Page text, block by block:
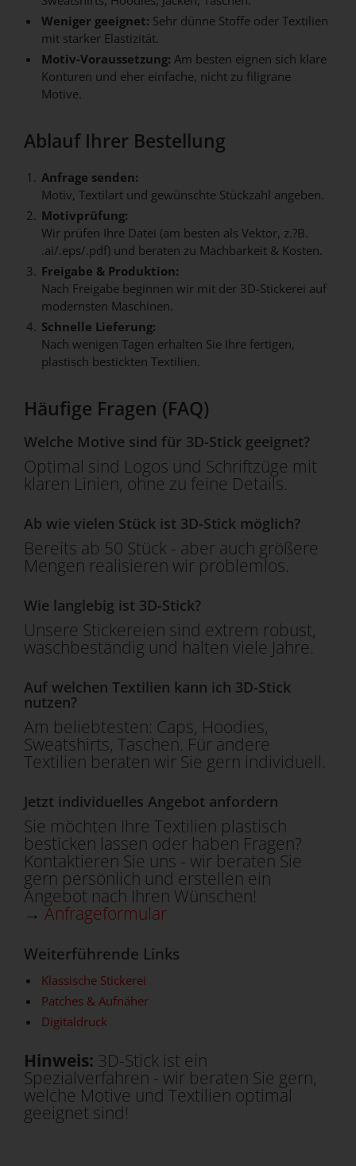
Weniger geeignet: Sehr dünne Stoffe oder Textilien
mit starker Elastizität.
Motiv-Voraussetzung: Am besten eignen sich klare
Konturen und eher einfache, nicht zu filigrane
Motive.
Ablauf Ihrer Bestellung
Anfrage senden:
Motiv, Textilart und gewünschte Stückzahl angeben.
Motivprüfung:
Wir prüfen Ihre Datei (am besten als Vektor, z.?B.
.ai/.eps/.pdf) und beraten zu Machbarkeit & Kosten.
Freigabe & Produktion:
Nach Freigabe beginnen wir mit der 3D-Stickerei auf
modernsten Maschinen.
Schnelle Lieferung:
Nach wenigen Tagen erhalten Sie Ihre fertigen,
plastisch bestickten Textilien.
Häufige Fragen (FAQ)
Welche Motive sind für 3D-Stick geeignet?
Optimal sind Logos und Schriftzüge mit
klaren Linien, ohne zu feine Details.
Ab wie vielen Stück ist 3D-Stick möglich?
Bereits ab 50 Stück - aber auch größere
Mengen realisieren wir problemlos.
Wie langlebig ist 3D-Stick?
Unsere Stickereien sind extrem robust,
waschbeständig und halten viele Jahre.
Auf welchen Textilien kann ich 3D-Stick
nutzen?
Am beliebtesten: Caps, Hoodies,
Sweatshirts, Taschen. Für andere
Textilien beraten wir Sie gern individuell.
Jetzt individuelles Angebot anfordern
Sie möchten Ihre Textilien plastisch
besticken lassen oder haben Fragen?
Kontaktieren Sie uns - wir beraten Sie
gern persönlich und erstellen ein
Angebot nach Ihren Wünschen!
→ Anfrageformular
Weiterführende Links
Klassische Stickerei
Patches & Aufnäher
Digitaldruck
Hinweis: 3D-Stick ist ein
Spezialverfahren - wir beraten Sie gern,
welche Motive und Textilien optimal
geeignet sind!